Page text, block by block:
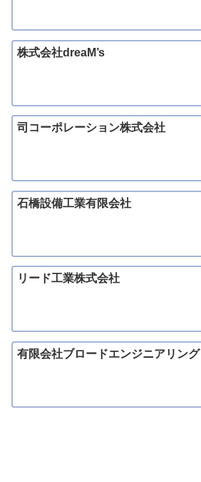
株式会社dreaM’s
司コーポレーション株式会社
石橋設備工業有限会社
リード工業株式会社
有限会社ブロードエンジニアリング